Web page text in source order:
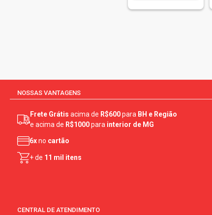
Frizon (1)
Gillette (9)
Giovanna Baby (11)
Gipsy (3)
NOSSAS VANTAGENS
Frete Grátis acima de R$600para BH e Região
e acima de R$1000para interior de MG
6xno cartão
+ de 11 mil itens
CENTRAL DE ATENDIMENTO